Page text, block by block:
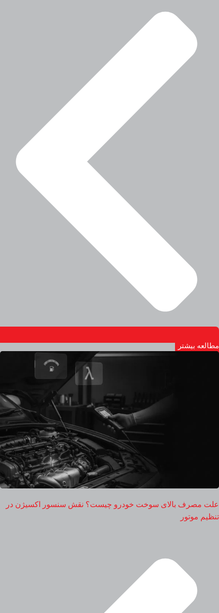
مطالعه بیشتر
علت مصرف بالای سوخت خودرو چیست؟ نقش سنسور اکسیژن در
تنظیم موتور